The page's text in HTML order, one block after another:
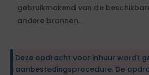
gebruikmakend van de
andere bronnen.
Deze opdracht voor inhuur wordt
aanbestedingsprocedure. De